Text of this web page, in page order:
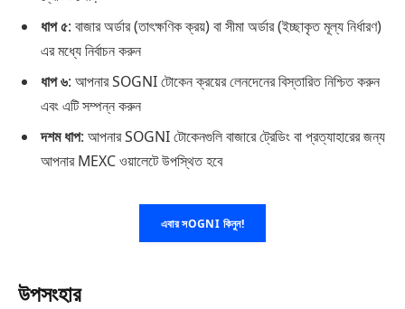
ধাপ ৫: বাজার অর্ডার (তাৎক্ষণিক ক্রয়) বা সীমা অর্ডার (ইচ্ছাকৃত মূল্য নির্ধারণ)
এর মধ্যে নির্বাচন করুন
ধাপ ৬: আপনার SOGNI টোকেন ক্রয়ের লেনদেনের বিস্তারিত নিশ্চিত করুন
এবং এটি সম্পন্ন করুন
দশম ধাপ: আপনার SOGNI টোকেনগুলি বাজারে ট্রেডিং বা প্রত্যাহারের জন্য
আপনার MEXC ওয়ালেটে উপস্থিত হবে
এবার সOGNI কিনুন!
উপসংহার